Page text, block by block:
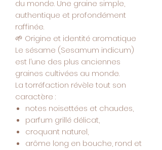
du monde. Une graine simple,
authentique et profondément
raffinée.
🌱 Origine et identité aromatique
Le sésame (Sesamum indicum)
est l’une des plus anciennes
graines cultivées au monde.
La torréfaction révèle tout son
caractère :
notes noisettées et chaudes,
parfum grillé délicat,
croquant naturel,
arôme long en bouche, rond et